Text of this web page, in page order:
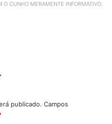
O CUNHO MERAMENTE INFORMATIVO.
publicado. Campos